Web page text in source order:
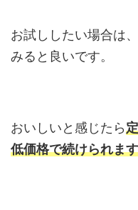
お試ししたい場合は
みると良いです。
おいしいと感じたら
低価格で続けられま